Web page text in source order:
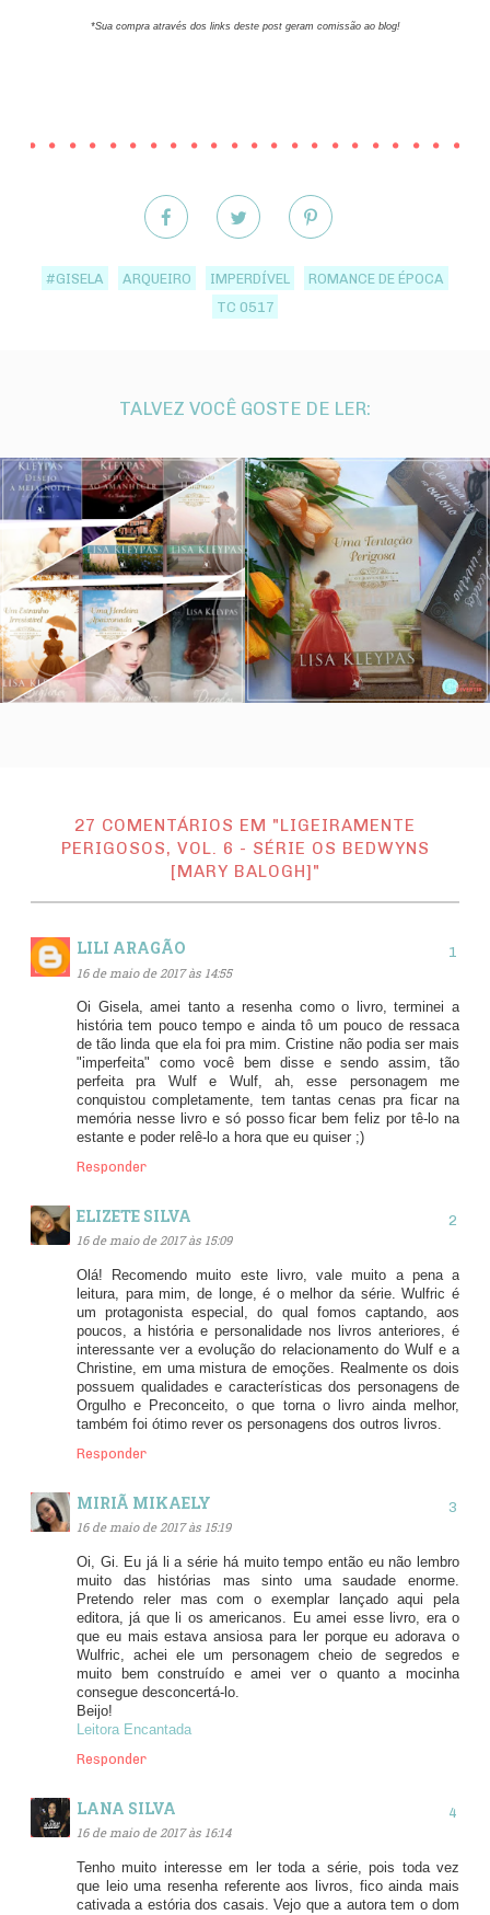
*Sua compra através dos links deste post geram comissão ao blog!
#GISELA ARQUEIRO IMPERDÍVEL
ROMANCE DE ÉPOCA
TC 0517
TALVEZ VOCÊ GOSTE DE LER:
27 COMENTÁRIOS EM "LIGEIRAMENTE
PERIGOSOS, VOL. 6 - SÉRIE OS BEDWYNS
[MARY BALOGH]"
LILI ARAGÃO
16 de maio de 2017 às 14:55
Oi Gisela, amei tanto a resenha como o livro, terminei a
história tem pouco tempo e ainda tô um pouco de ressaca
de tão linda que ela foi pra mim. Cristine não podia ser mais
"imperfeita" como você bem disse e sendo assim, tão
perfeita pra Wulf e Wulf, ah, esse personagem me
conquistou completamente, tem tantas cenas pra ficar na
memória nesse livro e só posso ficar bem feliz por tê-lo na
estante e poder relê-lo a hora que eu quiser ;)
Responder
ELIZETE SILVA
16 de maio de 2017 às 15:09
Olá! Recomendo muito este livro, vale muito a pena a
leitura, para mim, de longe, é o melhor da série. Wulfric é
um protagonista especial, do qual fomos captando, aos
poucos, a história e personalidade nos livros anteriores, é
interessante ver a evolução do relacionamento do Wulf e a
Christine, em uma mistura de emoções. Realmente os dois
possuem qualidades e características dos personagens de
Orgulho e Preconceito, o que torna o livro ainda melhor,
também foi ótimo rever os personagens dos outros livros.
Responder
MIRIÃ MIKAELY
16 de maio de 2017 às 15:19
Oi, Gi. Eu já li a série há muito tempo então eu não lembro
muito das histórias mas sinto uma saudade enorme.
Pretendo reler mas com o exemplar lançado aqui pela
editora, já que li os americanos. Eu amei esse livro, era o
que eu mais estava ansiosa para ler porque eu adorava o
Wulfric, achei ele um personagem cheio de segredos e
muito bem construído e amei ver o quanto a mocinha
consegue desconcertá-lo.
Beijo!
Leitora Encantada
Responder
LANA SILVA
16 de maio de 2017 às 16:14
Tenho muito interesse em ler toda a série, pois toda vez
que leio uma resenha referente aos livros, fico ainda mais
cativada a estória dos casais. Vejo que a autora tem o dom